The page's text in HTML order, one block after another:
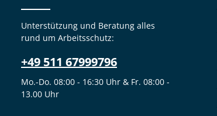
Unterstützung und Beratung alles
rund um Arbeitsschutz:
+49 511 67999796
Mo.-Do. 08:00 - 16:30 Uhr & Fr. 08:00 -
13.00 Uhr